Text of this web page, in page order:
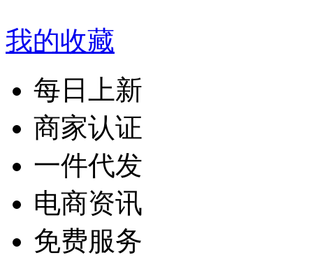
我的收藏
每日上新
商家认证
一件代发
电商资讯
免费服务